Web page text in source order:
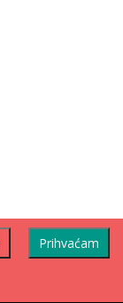
Prihvaćam